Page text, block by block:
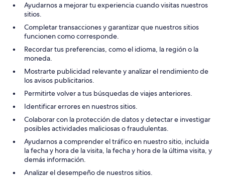
Ayudarnos a mejorar tu experiencia cuando visitas nuestros
sitios.
Completar transacciones y garantizar que nuestros sitios
funcionen como corresponde.
Recordar tus preferencias, como el idioma, la región o la
moneda.
Mostrarte publicidad relevante y analizar el rendimiento de
los avisos publicitarios.
Permitirte volver a tus búsquedas de viajes anteriores.
Identificar errores en nuestros sitios.
Colaborar con la protección de datos y detectar e investigar
posibles actividades maliciosas o fraudulentas.
Ayudarnos a comprender el tráfico en nuestro sitio, incluida
la fecha y hora de la visita, la fecha y hora de la última visita, y
demás información.
Analizar el desempeño de nuestros sitios.